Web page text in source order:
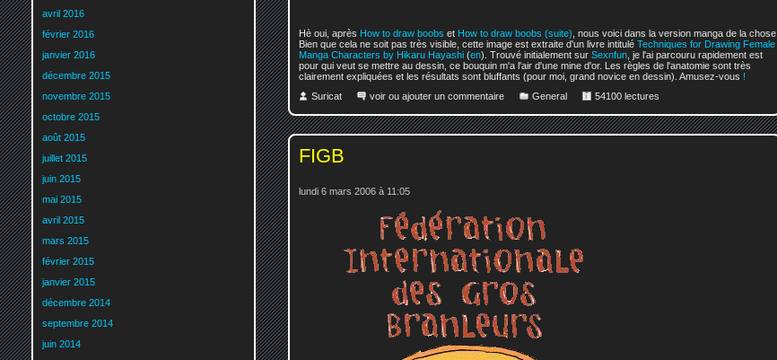
Hè oui, après How to draw boobs et How to draw boobs (suite) , nous voici dans la version manga de la chose.
Bien que cela ne soit pas très visible, cette image est extraite d'un livre intitulé Techniques for Drawing Female
Manga Characters by Hikaru Hayashi (en). Trouvé initialement sur Sexnfun , je l'ai parcouru rapidement est
pour qui veut se mettre au dessin, ce bouquin m'a l'air d'une mine d'or. Les règles de l'anatomie sont très
clairement expliquées et les résultats sont bluffants (pour moi, grand novice en dessin). Amusez-vous !
Suricat
voir ou ajouter un commentaire General 54100 lectures
FIGB
lundi 6 mars 2006 à 11:05
avril 2016
février 2016
janvier 2016
décembre 2015
novembre 2015
octobre 2015
août 2015
juillet 2015
juin 2015
mai 2015
avril 2015
mars 2015
février 2015
janvier 2015
décembre 2014
septembre 2014
juin 2014